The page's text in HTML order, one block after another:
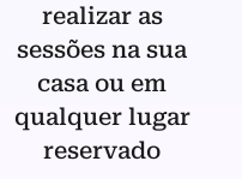
realizar as
sessões na sua
casa ou em
qualquer lugar
reservado